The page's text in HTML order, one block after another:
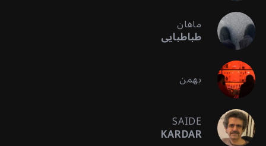
ماهان
طباطبایی
بهمن
SAIDE
KARDAR